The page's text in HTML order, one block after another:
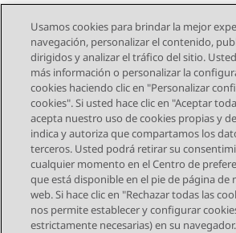
Send Feedback
Navegación de tema
Tema anterior
STAY CONNECTED
Usamos cookies para brindar la mejor
navegación, personalizar el contenido,
dirigidos y analizar el tráfico del sitio.
más información o personalizar la
cookies haciendo clic en "Personalizar
cookies". Si usted hace clic en "Aceptar
acepta nuestro uso de cookies propias y
indica y autoriza que compartamos los
terceros. Usted podrá retirar su
cualquier momento en el Centro de
que está disponible en el pie de página de
web. Si hace clic en "Rechazar todas las
nos permite establecer y configurar
estrictamente necesarias) en su navegador.